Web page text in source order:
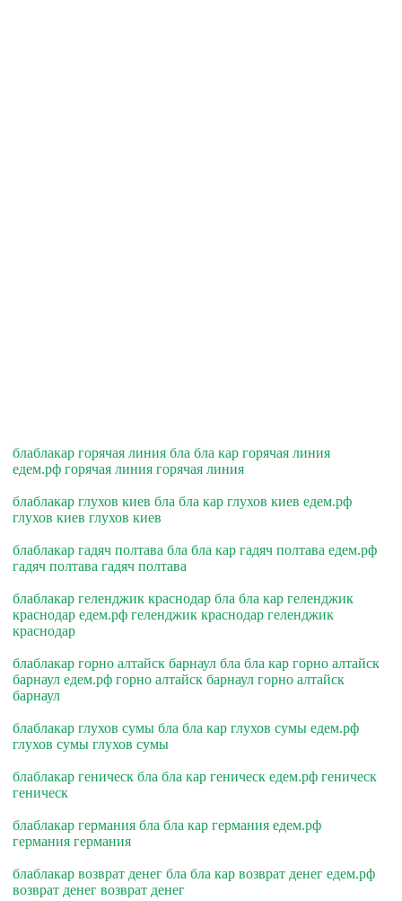
блаблакар горячая линия бла бла кар горячая линия
едем.рф горячая линия горячая линия
блаблакар глухов киев бла бла кар глухов киев едем.рф
глухов киев глухов киев
блаблакар гадяч полтава бла бла кар гадяч полтава едем.рф
гадяч полтава гадяч полтава
блаблакар геленджик краснодар бла бла кар геленджик
краснодар едем.рф геленджик краснодар геленджик
краснодар
блаблакар горно алтайск барнаул бла бла кар горно алтайск
барнаул едем.рф горно алтайск барнаул горно алтайск
барнаул
блаблакар глухов сумы бла бла кар глухов сумы едем.рф
глухов сумы глухов сумы
блаблакар геническ бла бла кар геническ едем.рф геническ
геническ
блаблакар германия бла бла кар германия едем.рф
германия германия
блаблакар возврат денег бла бла кар возврат денег едем.рф
возврат денег возврат денег